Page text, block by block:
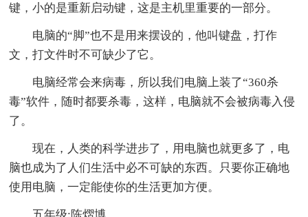
键，小的是重新启动键，这是主机里重要的一部分。
电脑的“脚”也不是用来摆设的，他叫键盘，打作
文，打文件时不可缺少了它。
电脑经常会来病毒，所以我们电脑上装了“360杀
毒”软件，随时都要杀毒，这样，电脑就不会被病毒入侵
了。
现在，人类的科学进步了，用电脑也就更多了，电
脑也成为了人们生活中必不可缺的东西。只要你正确地
使用电脑，一定能使你的生活更加方便。